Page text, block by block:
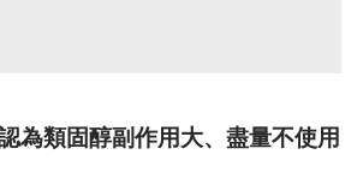
為類固醇副作用大、盡量不使用